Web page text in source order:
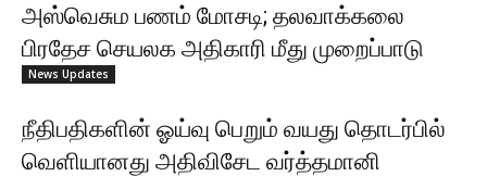
அஸ்வெசும பணம் மோசடி; தலவாக்கலை
பிரதேச செயலக அதிகாரி மீது முறைப்பாடு
News Updates
நீதிபதிகளின் ஓய்வு பெறும் வயது தொடர்பில்
வெளியானது அதிவிசேட வர்த்தமானி